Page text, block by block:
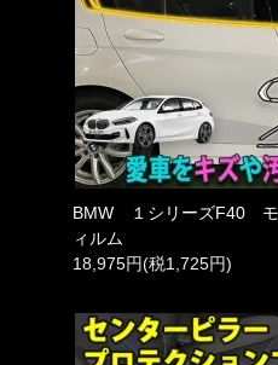
BMW １シリーズF40 モ
ィルム
18,975円(税1,725円)